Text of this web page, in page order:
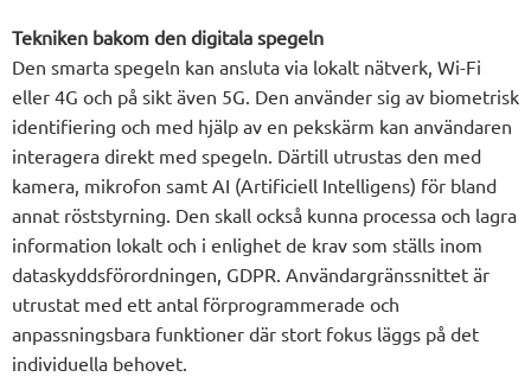
Tekniken bakom den digitala spegeln
Den smarta spegeln kan ansluta via lokalt nätverk, Wi-Fi
eller 4G och på sikt även 5G. Den använder sig av biometrisk
identifiering och med hjälp av en pekskärm kan användaren
interagera direkt med spegeln. Därtill utrustas den med
kamera, mikrofon samt AI (Artificiell Intelligens) för bland
annat röststyrning. Den skall också kunna processa och lagra
information lokalt och i enlighet de krav som ställs inom
dataskyddsförordningen, GDPR. Användargränssnittet är
utrustat med ett antal förprogrammerade och
anpassningsbara funktioner där stort fokus läggs på det
individuella behovet.